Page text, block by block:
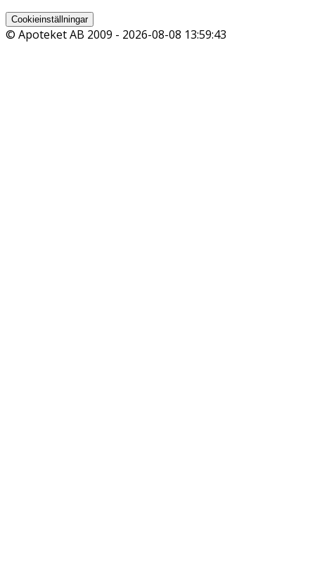
Cookieinställningar
© Apoteket AB 2009 - 2026-08-08 13:59:43